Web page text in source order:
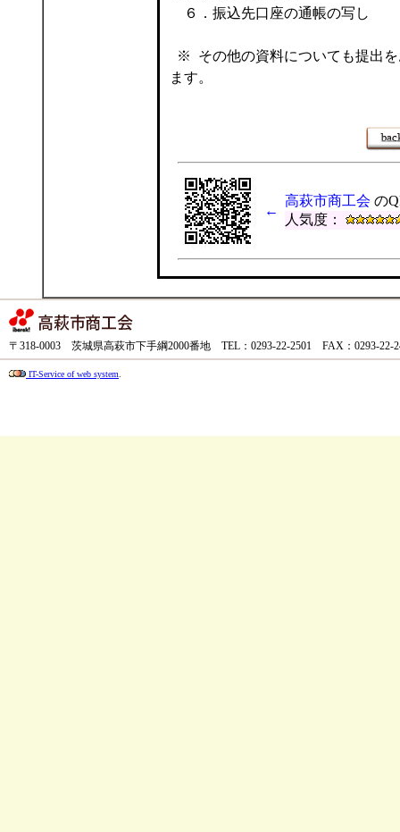
６．振込先口座の通帳の写し
※ その他の資料についても提出
ます。
←
高萩市商工会 の
人気度：
〒318-0003 茨城県高萩市下手綱2000番地 TEL：0293-22-2501 FAX：0293-
IT-Service of web system